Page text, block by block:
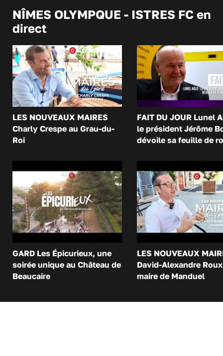
NÎMES OLYMPQUE - ISTRES FC en
direct
LES NOUVEAUX MAIRES
Charly Crespe au Grau-du-
Roi
FAIT DU JOUR Lunel
le président Jérôme
dévoile sa feuille de
GARD Les Épicurieux, une
soirée unique au Château de
Beaucaire
LES NOUVEAUX
David-Alexandre
maire de Manduel